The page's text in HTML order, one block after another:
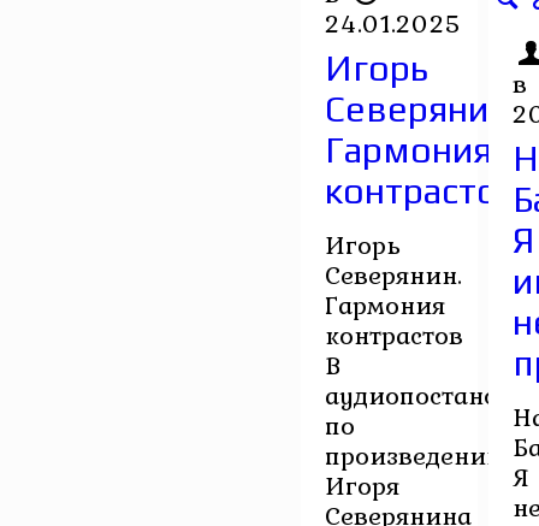
24.01.2025
Игорь
Северянин.
Гармония
контрастов
Игорь
Северянин.
Гармония
контрастов
В
аудиопостановке
по
произведению
Игоря
Северянина
в
Я
Я